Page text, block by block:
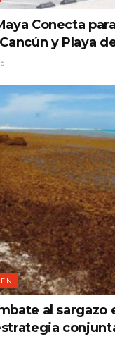
Conecta
y Playa
al sargazo